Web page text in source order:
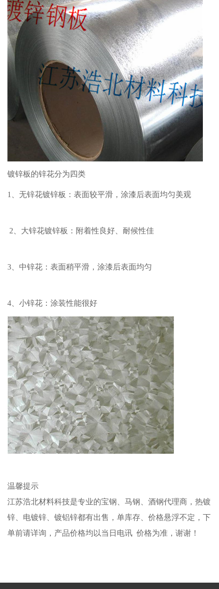
镀锌板的锌花分为四类
1、无锌花镀锌板：表面较平滑，涂漆后表面均匀美观
2、大锌花镀锌板：附着性良好、耐候性佳
3、中锌花：表面稍平滑，涂漆后表面均匀
4、小锌花：涂装性能很好
温馨提示
江苏浩北材料科技是专业的宝钢、马钢、酒钢代理商，热镀
锌、电镀锌、镀铝锌都有出售，单库存、价格悬浮不定，下
单前请详询，产品价格均以当日电讯 价格为准，谢谢！